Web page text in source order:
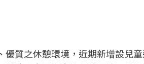
質之休憩環境，近期新增設兒